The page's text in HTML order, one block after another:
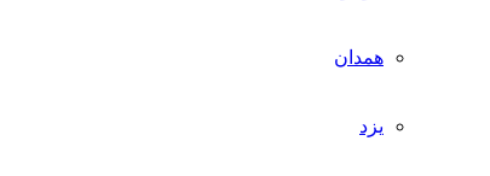
همدان
یزد